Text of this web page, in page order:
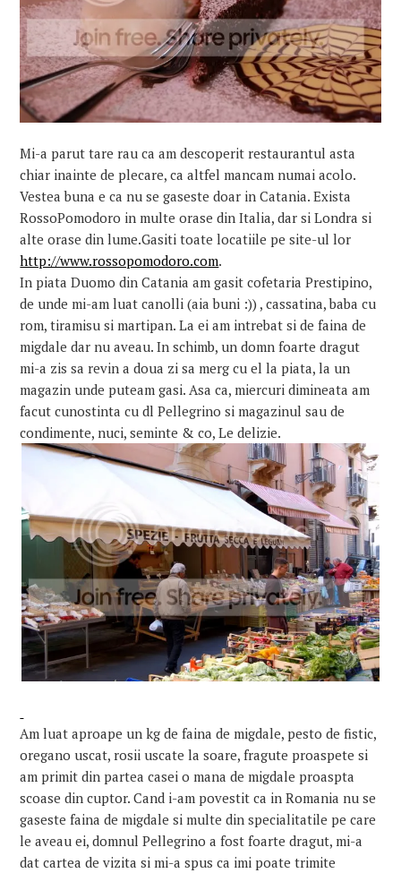
Mi-a parut tare rau ca am descoperit restaurantul asta
chiar inainte de plecare, ca altfel mancam numai acolo.
Vestea buna e ca nu se gaseste doar in Catania. Exista
RossoPomodoro in multe orase din Italia, dar si Londra si
alte orase din lume.Gasiti toate locatiile pe site-ul lor
http://www.rossopomodoro.com.
In piata Duomo din Catania am gasit cofetaria Prestipino,
de unde mi-am luat canolli (aia buni :)) , cassatina, baba cu
rom, tiramisu si martipan. La ei am intrebat si de faina de
migdale dar nu aveau. In schimb, un domn foarte dragut
mi-a zis sa revin a doua zi sa merg cu el la piata, la un
magazin unde puteam gasi. Asa ca, miercuri dimineata am
facut cunostinta cu dl Pellegrino si magazinul sau de
condimente, nuci, seminte & co, Le delizie.
Am luat aproape un kg de faina de migdale, pesto de fistic,
oregano uscat, rosii uscate la soare, fragute proaspete si
am primit din partea casei o mana de migdale proaspta
scoase din cuptor. Cand i-am povestit ca in Romania nu se
gaseste faina de migdale si multe din specialitatile pe care
le aveau ei, domnul Pellegrino a fost foarte dragut, mi-a
dat cartea de vizita si mi-a spus ca imi poate trimite